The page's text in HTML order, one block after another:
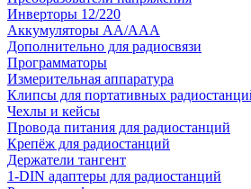
Инверторы 12/220
Аккумуляторы АА/ААА
Дополнительно для радиосвязи
Программаторы
Измерительная аппаратура
Клипсы для портативных
Чехлы и кейсы
Провода питания для радиостанций
Крепёж для радиостанций
Держатели тангент
1-DIN адаптеры для радиостанций